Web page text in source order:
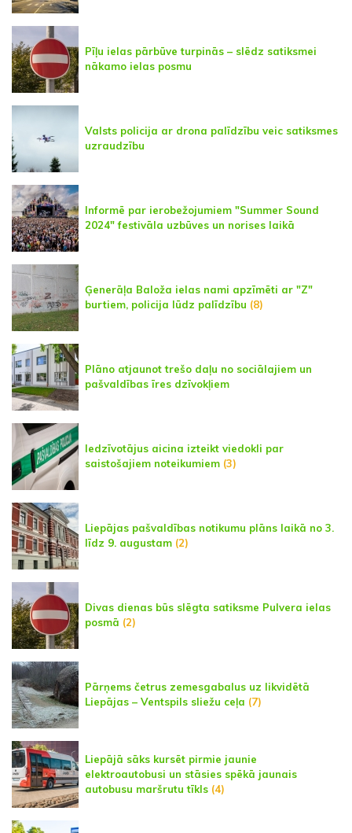
Pīļu ielas pārbūve turpinās – slēdz satiksmei
nākamo ielas posmu
Valsts policija ar drona palīdzību veic satiksmes
uzraudzību
Informē par ierobežojumiem "Summer Sound
2024" festivāla uzbūves un norises laikā
Ģenerāļa Baloža ielas nami apzīmēti ar "Z"
burtiem, policija lūdz palīdzību (8)
Plāno atjaunot trešo daļu no sociālajiem un
pašvaldības īres dzīvokļiem
Iedzīvotājus aicina izteikt viedokli par
saistošajiem noteikumiem (3)
Liepājas pašvaldības notikumu plāns laikā no 3.
līdz 9. augustam (2)
Divas dienas būs slēgta satiksme Pulvera ielas
posmā (2)
Pārņems četrus zemesgabalus uz likvidētā
Liepājas – Ventspils sliežu ceļa (7)
Liepājā sāks kursēt pirmie jaunie
elektroautobusi un stāsies spēkā jaunais
autobusu maršrutu tīkls (4)